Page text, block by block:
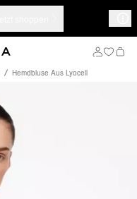
Hemdbluse Aus Lyocell